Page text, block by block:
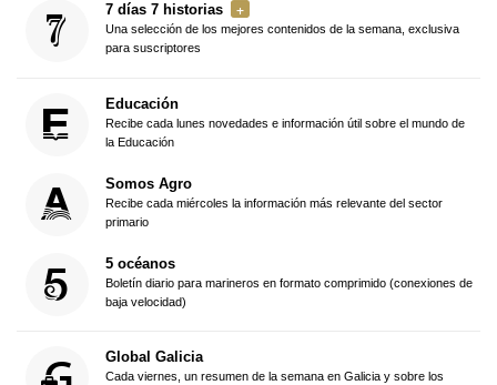
7 días 7 historias
Una selección de los mejores contenidos de la semana, exclusiva
para suscriptores
Educación
Recibe cada lunes novedades e información útil sobre el mundo de
la Educación
Somos Agro
Recibe cada miércoles la información más relevante del sector
primario
5 océanos
Boletín diario para marineros en formato comprimido (conexiones de
baja velocidad)
Global Galicia
Cada viernes, un resumen de la semana en Galicia y sobre los